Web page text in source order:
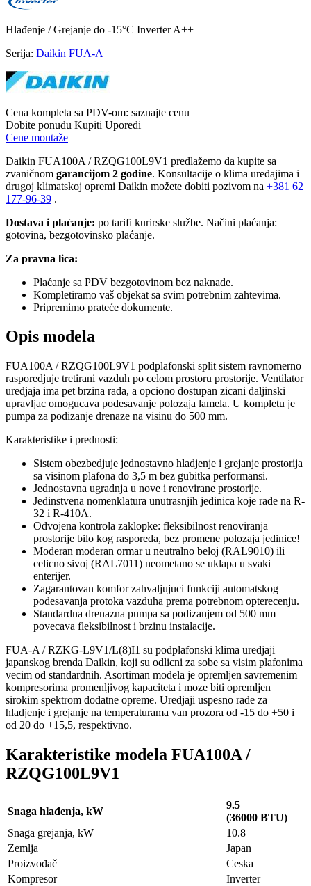
Hlađenje / Grejanje do -15°C Inverter A++
Serija: Daikin FUA-A
Cena kompleta sa PDV-om: saznajte cenu
Dobite ponudu Kupiti Uporedi
Cene montaže
Daikin FUA100A / RZQG100L9V1 predlažemo da kupite sa
zvaničnom garancijom 2 godine. Konsultacije o klima uređajima i
drugoj klimatskoj opremi Daikin možete dobiti pozivom na +381 62
177-96-39 .
Dostava i plaćanje: po tarifi kurirske službe. Načini plaćanja:
gotovina, bezgotovinsko plaćanje.
Za pravna lica:
Plaćanje sa PDV bezgotovinom bez naknade.
Kompletiramo vaš objekat sa svim potrebnim zahtevima.
Pripremimo prateće dokumente.
Opis modela
FUA100A / RZQG100L9V1 podplafonski split sistem ravnomerno
rasporedjuje tretirani vazduh po celom prostoru prostorije. Ventilator
uredjaja ima pet brzina rada, a opciono dostupan zicani daljinski
upravljac omogucava podesavanje polozaja lamela. U kompletu je
pumpa za podizanje drenaze na visinu do 500 mm.
Karakteristike i prednosti:
Sistem obezbedjuje jednostavno hladjenje i grejanje prostorija
sa visinom plafona do 3,5 m bez gubitka performansi.
Jednostavna ugradnja u nove i renovirane prostorije.
Jedinstvena nomenklatura unutrasnjih jedinica koje rade na R-
32 i R-410A.
Odvojena kontrola zaklopke: fleksibilnost renoviranja
prostorije bilo kog rasporeda, bez promene polozaja jedinice!
Moderan moderan ormar u neutralno beloj (RAL9010) ili
celicno sivoj (RAL7011) neometano se uklapa u svaki
enterijer.
Zagarantovan komfor zahvaljujuci funkciji automatskog
podesavanja protoka vazduha prema potrebnom opterecenju.
Standardna drenazna pumpa sa podizanjem od 500 mm
povecava fleksibilnost i brzinu instalacije.
FUA-A / RZKG-L9V1/L(8)I1 su podplafonski klima uredjaji
japanskog brenda Daikin, koji su odlicni za sobe sa visim plafonima
vecim od standardnih. Asortiman modela je opremljen savremenim
kompresorima promenljivog kapaciteta i moze biti opremljen
sirokim spektrom dodatne opreme. Uredjaji uspesno rade za
hladjenje i grejanje na temperaturama van prozora od -15 do +50 i
od 20 do +15,5, respektivno.
Karakteristike modela FUA100A /
RZQG100L9V1
Snaga hlađenja, kW
9.5
(36000 BTU)
Snaga grejanja, kW
10.8
Zemlja
Japan
Proizvođač
Ceska
Kompresor
Inverter